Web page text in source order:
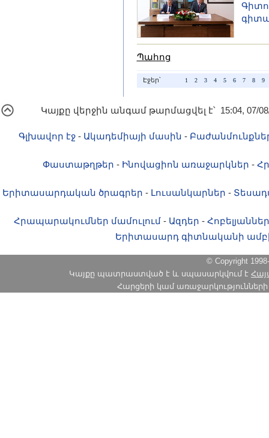
Պահոց
Էջեր՝ 1 2 3 4 5 6 7 8 9
Կայքը վերջին անգամ թարմացվել է՝ 15:04, 07/
Գլխավոր էջ - Ակադեմիայի մասին -
Փաստաթղթեր - Ինովացիոն առաջարկներ -
Երիտասարդական ծրագրեր - Լուսանկարներ -
Հրապարակումներ մամուլում- Ազդեր - Հոբելյաններ
Երիտասարդ գիտնականի
© Copyright
Կայքը պատրաստված է և սպասարկվում է
Հարցերի կամ առաջարկությունների